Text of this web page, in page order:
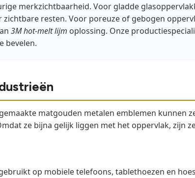
merkzichtbaarheid. Voor gladde
resten. Voor poreuze of gebogen
3M hot-melt lijm oplossing. Onze
bevelen.
matgouden metalen emblemen kunnen
ze bijna gelijk liggen met het oppervlak, zijn
op mobiele telefoons, tablethoezen en